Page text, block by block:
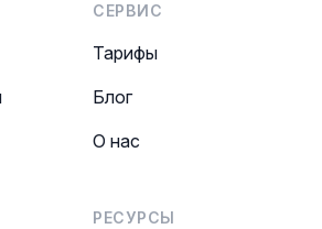
СЕРВИС
Тарифы
Блог
О нас
РЕСУРСЫ